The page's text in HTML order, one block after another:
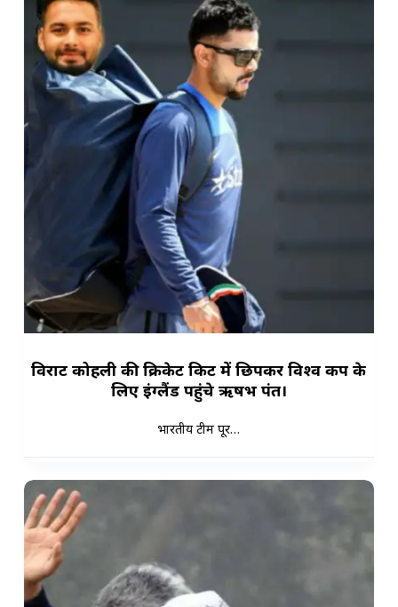
विराट कोहली की क्रिकेट किट में छिपकर विश्व कप के
लिए इंग्लैंड पहुंचे ऋषभ पंत।
भारतीय टीम पूर…